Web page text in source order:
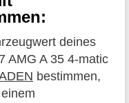
deines
AMG A 35 4-matic
bestimmen,